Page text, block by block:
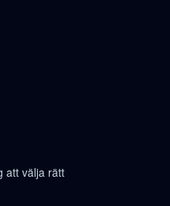
att välja rätt